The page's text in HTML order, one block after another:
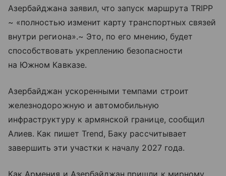
Азербайджана заявил, что запуск маршрута TRIPP
~ «полностью изменит карту транспортных связей
внутри региона».~ Это, по его мнению, будет
способствовать укреплению безопасности
на Южном Кавказе.
Азербайджан ускоренными темпами строит
железнодорожную и автомобильную
инфраструктуру к армянской границе, сообщил
Алиев. Как пишет Trend, Баку рассчитывает
завершить эти участки к началу 2027 года.